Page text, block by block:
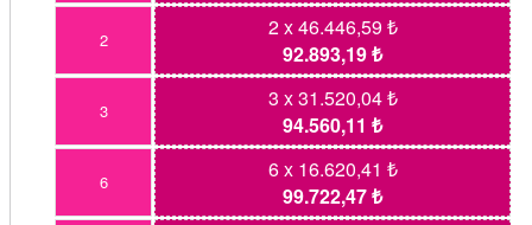
2
2 x 46.446,59 ₺
92.893,19 ₺
3
3 x 31.520,04 ₺
94.560,11 ₺
6
6 x 16.620,41 ₺
99.722,47 ₺